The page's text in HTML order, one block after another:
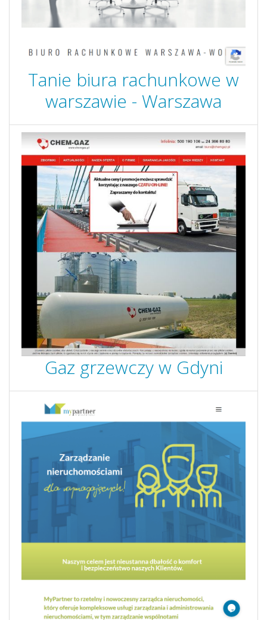
Tanie biura rachunkowe w
warszawie - Warszawa
Gaz grzewczy w Gdyni